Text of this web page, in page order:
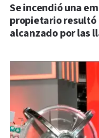
Se incendió una
propietario resultó
alcanzado por las